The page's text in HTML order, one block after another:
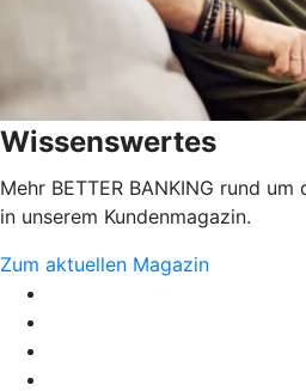
Wissenswertes
Mehr BETTER BANKING rund
in unserem Kundenmagazin.
Zum aktuellen Magazin